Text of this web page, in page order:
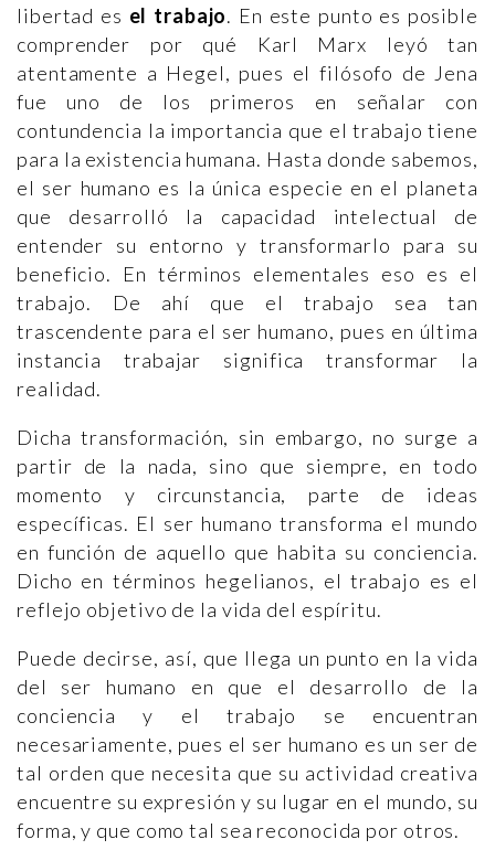
libertad es el trabajo. En este punto es posible
comprender por qué Karl Marx leyó tan
atentamente a Hegel, pues el filósofo de Jena
fue uno de los primeros en señalar con
contundencia la importancia que el trabajo tiene
para la existencia humana. Hasta donde sabemos,
el ser humano es la única especie en el planeta
que desarrolló la capacidad intelectual de
entender su entorno y transformarlo para su
beneficio. En términos elementales eso es el
trabajo. De ahí que el trabajo sea tan
trascendente para el ser humano, pues en última
instancia trabajar significa transformar la
realidad.
Dicha transformación, sin embargo, no surge a
partir de la nada, sino que siempre, en todo
momento y circunstancia, parte de ideas
específicas. El ser humano transforma el mundo
en función de aquello que habita su conciencia.
Dicho en términos hegelianos, el trabajo es el
reflejo objetivo de la vida del espíritu.
Puede decirse, así, que llega un punto en la vida
del ser humano en que el desarrollo de la
conciencia y el trabajo se encuentran
necesariamente, pues el ser humano es un ser de
tal orden que necesita que su actividad creativa
encuentre su expresión y su lugar en el mundo, su
forma, y que como tal sea reconocida por otros.